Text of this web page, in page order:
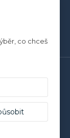
900
500
co chceš